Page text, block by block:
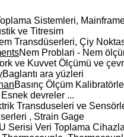
Sistemleri,
ve Titresim
Transdüserleri, Çiy
Nem Problari - Nem
ve Kuvvet Ölçümü ve
Baglantı ara yüzleri
Basınç Ölçüm
Esnek devreler ...
Transduseleri ve
, Strain Gage
U Serisi Veri Toplama